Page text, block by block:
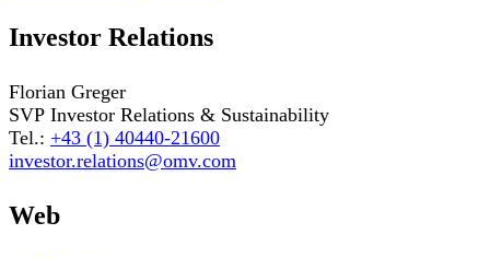
Investor Relations
Florian Greger
SVP Investor Relations & Sustainability
Tel.: +43 (1) 40440-21600
investor.relations@omv.com
Web